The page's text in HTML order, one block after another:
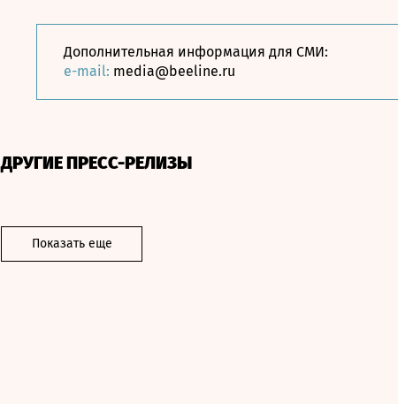
Дополнительная информация для СМИ:
e-mail: media@beeline.ru
ДРУГИЕ ПРЕСС-РЕЛИЗЫ
Показать еще